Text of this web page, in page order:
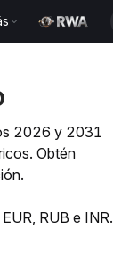
2026 y 2031
Obtén
RUB e INR.